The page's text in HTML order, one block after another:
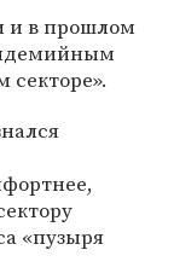
и в прошлом
«пузыря